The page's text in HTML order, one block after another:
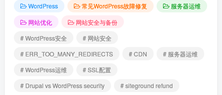
WordPress 常见WordPress故障修复
服务器运维
网站优化
网站安全与备份
# WordPress安全
# 网站安全
# ERR_TOO_MANY_REDIRECTS
# CDN
# 服务器运维
# WordPress运维
# SSL配置
# Drupal vs WordPress security
# siteground refund